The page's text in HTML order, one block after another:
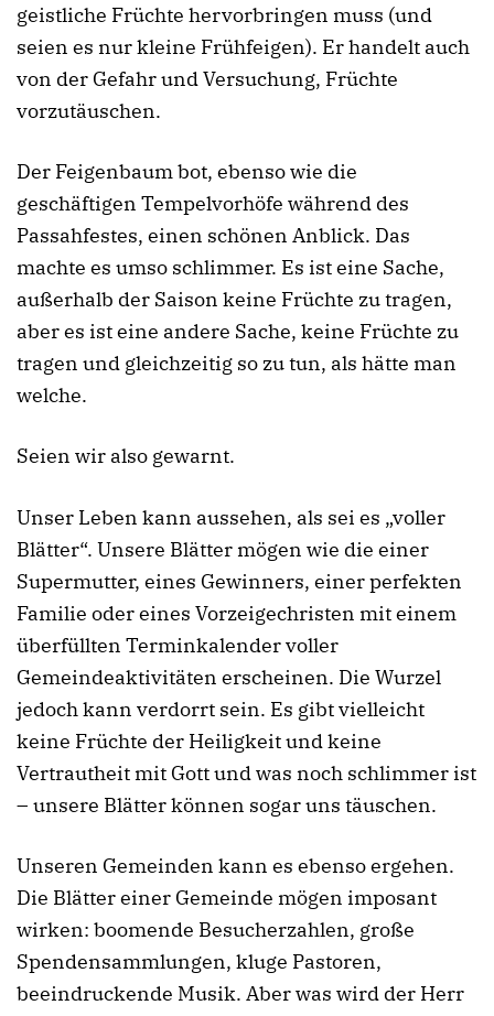
geistliche Früchte hervorbringen muss (und
seien es nur kleine Frühfeigen). Er handelt auch
von der Gefahr und Versuchung, Früchte
vorzutäuschen.
Der Feigenbaum bot, ebenso wie die
geschäftigen Tempelvorhöfe während des
Passahfestes, einen schönen Anblick. Das
machte es umso schlimmer. Es ist eine Sache,
außerhalb der Saison keine Früchte zu tragen,
aber es ist eine andere Sache, keine Früchte zu
tragen und gleichzeitig so zu tun, als hätte man
welche.
Seien wir also gewarnt.
Unser Leben kann aussehen, als sei es „voller
Blätter“. Unsere Blätter mögen wie die einer
Supermutter, eines Gewinners, einer perfekten
Familie oder eines Vorzeigechristen mit einem
überfüllten Terminkalender voller
Gemeindeaktivitäten erscheinen. Die Wurzel
jedoch kann verdorrt sein. Es gibt vielleicht
keine Früchte der Heiligkeit und keine
Vertrautheit mit Gott und was noch schlimmer ist
– unsere Blätter können sogar uns täuschen.
Unseren Gemeinden kann es ebenso ergehen.
Die Blätter einer Gemeinde mögen imposant
wirken: boomende Besucherzahlen, große
Spendensammlungen, kluge Pastoren,
beeindruckende Musik. Aber was wird der Herr